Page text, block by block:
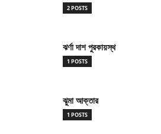
2 POSTS
ঝর্ণা দাশ পুরকায়স্থ
1 POSTS
ঝুমা আক্তার
1 POSTS